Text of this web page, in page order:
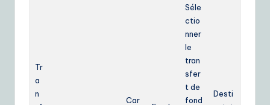
Tr
a
n
Car
Séle
ctio
nner
le
tran
sfer
t de
fond
Desti